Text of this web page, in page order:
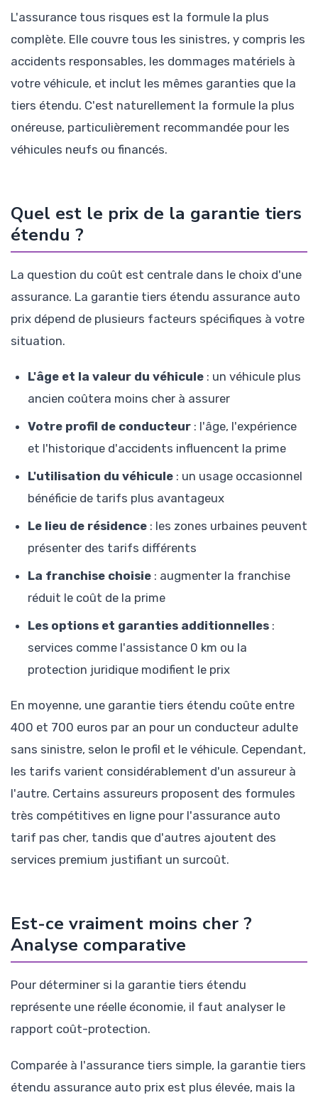
L'assurance tous risques est la formule la plus
complète. Elle couvre tous les sinistres, y compris les
accidents responsables, les dommages matériels à
votre véhicule, et inclut les mêmes garanties que la
tiers étendu. C'est naturellement la formule la plus
onéreuse, particulièrement recommandée pour les
véhicules neufs ou financés.
Quel est le prix de la garantie tiers
étendu ?
La question du coût est centrale dans le choix d'une
assurance. La garantie tiers étendu assurance auto
prix dépend de plusieurs facteurs spécifiques à votre
situation.
L'âge et la valeur du véhicule : un véhicule plus
ancien coûtera moins cher à assurer
Votre profil de conducteur : l'âge, l'expérience
et l'historique d'accidents influencent la prime
L'utilisation du véhicule : un usage occasionnel
bénéficie de tarifs plus avantageux
Le lieu de résidence : les zones urbaines peuvent
présenter des tarifs différents
La franchise choisie : augmenter la franchise
réduit le coût de la prime
Les options et garanties additionnelles :
services comme l'assistance 0 km ou la
protection juridique modifient le prix
En moyenne, une garantie tiers étendu coûte entre
400 et 700 euros par an pour un conducteur adulte
sans sinistre, selon le profil et le véhicule. Cependant,
les tarifs varient considérablement d'un assureur à
l'autre. Certains assureurs proposent des formules
très compétitives en ligne pour l'assurance auto
tarif pas cher, tandis que d'autres ajoutent des
services premium justifiant un surcoût.
Est-ce vraiment moins cher ?
Analyse comparative
Pour déterminer si la garantie tiers étendu
représente une réelle économie, il faut analyser le
rapport coût-protection.
Comparée à l'assurance tiers simple, la garantie tiers
étendu assurance auto prix est plus élevée, mais la